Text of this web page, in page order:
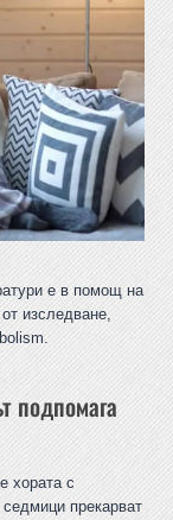
е в помощ на
изследване,
подпомага
хората с
прекарват